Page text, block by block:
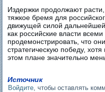
Издержки продолжают
тяжкое бремя для
движущей силой
как российские власти
продемонстрировать, что
стратегическую победу,
этом плане значительно
Источник
Войдите , чтобы оставлять